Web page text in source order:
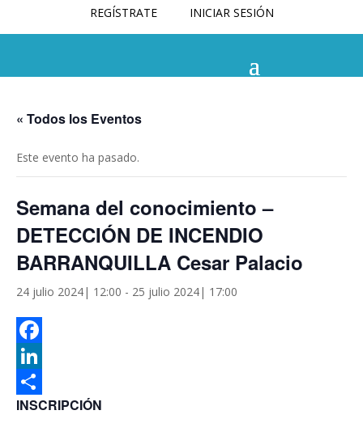
REGÍSTRATE INICIAR SESIÓN
« Todos los Eventos
Este evento ha pasado.
Semana del conocimiento –
DETECCIÓN DE INCENDIO
BARRANQUILLA Cesar Palacio
24 julio 2024| 12:00 - 25 julio 2024| 17:00
Facebook
LinkedIn
Compartir
INSCRIPCIÓN